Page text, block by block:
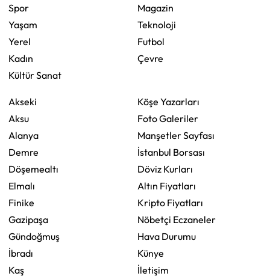
Spor
Yaşam
Yerel
Kadın
Kültür Sanat
Magazin
Teknoloji
Futbol
Çevre
Akseki
Aksu
Alanya
Demre
Döşemealtı
Elmalı
Finike
Gazipaşa
Gündoğmuş
İbradı
Kaş
Köşe Yazarları
Foto Galeriler
Manşetler Sayfası
İstanbul Borsası
Döviz Kurları
Altın Fiyatları
Kripto Fiyatları
Nöbetçi Eczaneler
Hava Durumu
Künye
İletişim